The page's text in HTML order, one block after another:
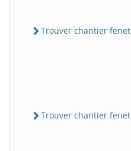
Trouver chantier
Trouver chantier